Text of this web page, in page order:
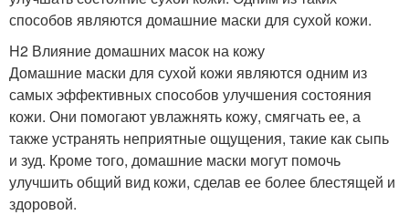
способов являются домашние маски для сухой кожи.
H2 Влияние домашних масок на кожу
Домашние маски для сухой кожи являются одним из
самых эффективных способов улучшения состояния
кожи. Они помогают увлажнять кожу, смягчать ее, а
также устранять неприятные ощущения, такие как сыпь
и зуд. Кроме того, домашние маски могут помочь
улучшить общий вид кожи, сделав ее более блестящей и
здоровой.